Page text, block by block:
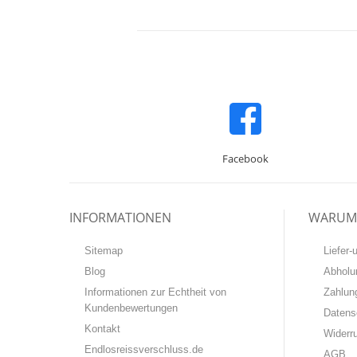
Facebook
INFORMATIONEN
Sitemap
Blog
Informationen zur Echtheit von
Kundenbewertungen
Kontakt
Endlosreissverschluss.de
Liefer-
AGB